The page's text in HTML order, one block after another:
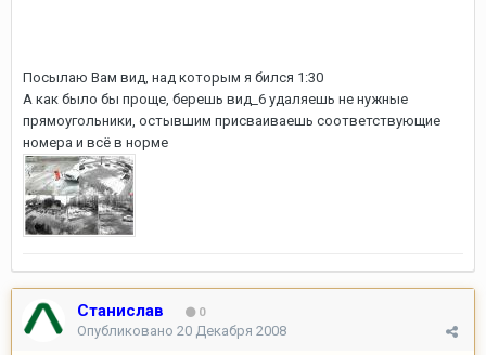
Посылаю Вам вид, над которым я бился 1:30
А как было бы проще, берешь вид_6 удаляешь не нужные
прямоугольники, остывшим присваиваешь соответствующие
номера и всё в норме
Станислав 0
Опубликовано 20 Декабря 2008